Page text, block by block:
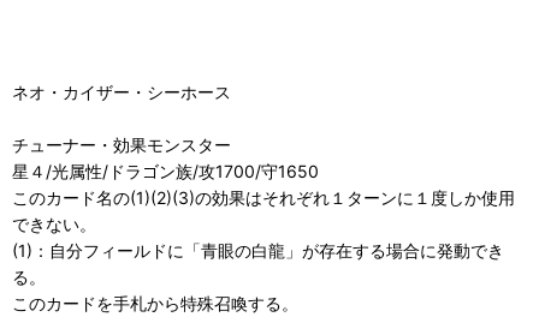
ネオ・カイザー・シーホース
チューナー・効果モンスター
星４/光属性/ドラゴン族/攻1700/守1650
このカード名の(1)(2)(3)の効果はそれぞれ１ターンに１度しか使用
できない。
(1)：自分フィールドに「青眼の白龍」が存在する場合に発動でき
る。
このカードを手札から特殊召喚する。